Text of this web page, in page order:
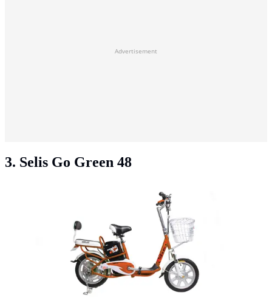
Advertisement
3. Selis Go Green 48